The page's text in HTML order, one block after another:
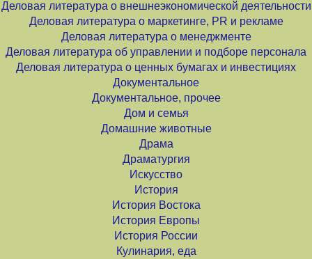
Деловая литература о внешнеэкономической деятельности
Деловая литература о маркетинге, PR и рекламе
Деловая литература о менеджменте
Деловая литература об управлении и подборе персонала
Деловая литература о ценных бумагах и инвестициях
Документальное
Документальное, прочее
Дом и семья
Домашние животные
Драма
Драматургия
Искусство
История
История Востока
История Европы
История России
Кулинария, еда